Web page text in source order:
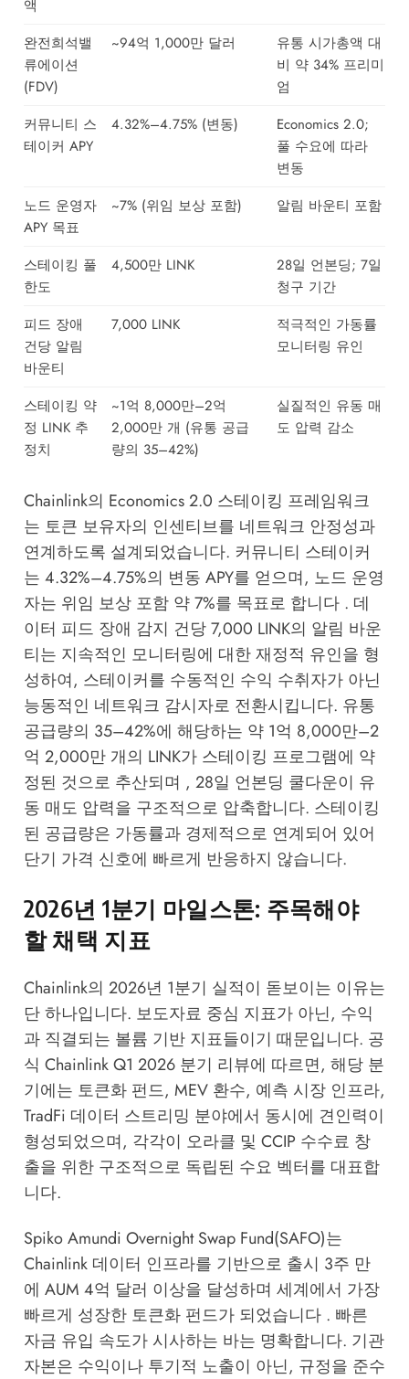
액
완전희석밸
류에이션
(FDV)
~94억 1,000만 달러
유통 시가총액 대
비 약 34% 프리미
엄
커뮤니티 스
테이커 APY
4.32%–4.75% (변동)
Economics 2.0;
풀 수요에 따라
변동
노드 운영자
APY 목표
~7% (위임 보상 포함) 알림 바운티 포함
스테이킹 풀
한도
4,500만 LINK
28일 언본딩; 7일
청구 기간
피드 장애
건당 알림
바운티
7,000 LINK
적극적인 가동률
모니터링 유인
스테이킹 약
정 LINK 추
정치
~1억 8,000만–2억
2,000만 개 (유통 공급
량의 35–42%)
실질적인 유동 매
도 압력 감소
Chainlink의 Economics 2.0 스테이킹 프레임워크
는 토큰 보유자의 인센티브를 네트워크 안정성과
연계하도록 설계되었습니다. 커뮤니티 스테이커
는 4.32%–4.75%의 변동 APY를 얻으며, 노드 운영
자는 위임 보상 포함 약 7%를 목표로 합니다 . 데
이터 피드 장애 감지 건당 7,000 LINK의 알림 바운
티는 지속적인 모니터링에 대한 재정적 유인을 형
성하여, 스테이커를 수동적인 수익 수취자가 아닌
능동적인 네트워크 감시자로 전환시킵니다. 유통
공급량의 35–42%에 해당하는 약 1억 8,000만–2
억 2,000만 개의 LINK가 스테이킹 프로그램에 약
정된 것으로 추산되며 , 28일 언본딩 쿨다운이 유
동 매도 압력을 구조적으로 압축합니다. 스테이킹
된 공급량은 가동률과 경제적으로 연계되어 있어
단기 가격 신호에 빠르게 반응하지 않습니다.
2026년 1분기 마일스톤: 주목해야
할 채택 지표
Chainlink의 2026년 1분기 실적이 돋보이는 이유는
단 하나입니다. 보도자료 중심 지표가 아닌, 수익
과 직결되는 볼륨 기반 지표들이기 때문입니다. 공
식 Chainlink Q1 2026 분기 리뷰에 따르면, 해당 분
기에는 토큰화 펀드, MEV 환수, 예측 시장 인프라,
TradFi 데이터 스트리밍 분야에서 동시에 견인력이
형성되었으며, 각각이 오라클 및 CCIP 수수료 창
출을 위한 구조적으로 독립된 수요 벡터를 대표합
니다.
Spiko Amundi Overnight Swap Fund(SAFO)는
Chainlink 데이터 인프라를 기반으로 출시 3주 만
에 AUM 4억 달러 이상을 달성하며 세계에서 가장
빠르게 성장한 토큰화 펀드가 되었습니다 . 빠른
자금 유입 속도가 시사하는 바는 명확합니다. 기관
자본은 수익이나 투기적 노출이 아닌, 규정을 준수